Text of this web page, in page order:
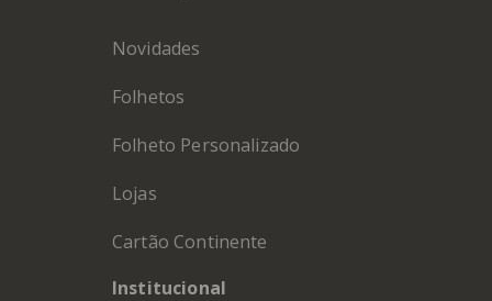
Novidades
Folhetos
Folheto Personalizado
Lojas
Cartão Continente
Institucional